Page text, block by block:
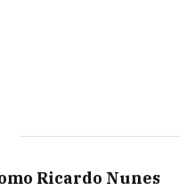
Ricardo Nunes